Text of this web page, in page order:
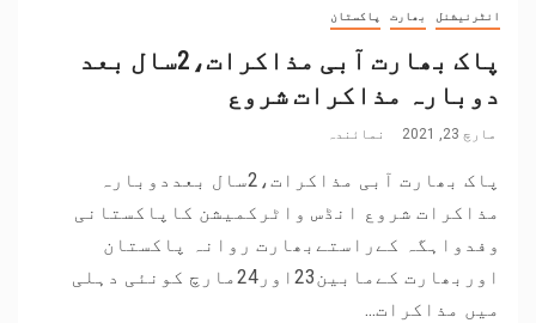
انٹرنیشنل بھارت پاکستان
پاک بھارت آبی مذاکرات،2سال بعد
دوبارہ مذاکرات شروع
مارچ 23, 2021 نمائندہ
پاک بھارت آبی مذاکرات،2سال بعددوبارہ
مذاکرات شروع انڈس واٹرکمیشن کاپاکستانی
وفدواہگہ کےراستےبھارت روانہ پاکستان
اوربھارت کےمابین23اور24مارچ کونئی دہلی
میں مذاکرات...